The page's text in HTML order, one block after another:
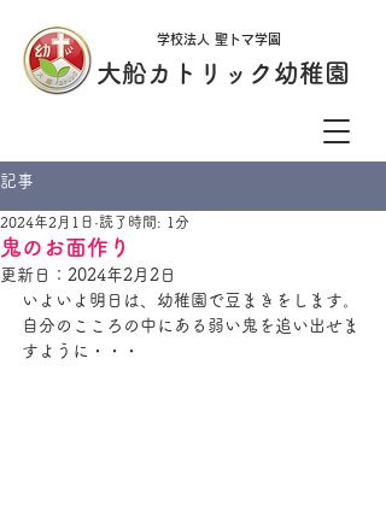
学校法人 聖トマ学園
大船カトリック幼稚園
記事
鬼のお面作り
2024年2月1日 読了時間: 1分
更新日： 2024年2月2日
いよいよ明日は、幼稚園で豆まきをします。
自分のこころの中にある弱い鬼を追い出せま
すように・・・